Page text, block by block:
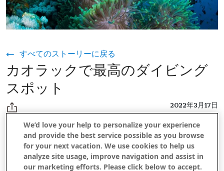
すべてのストーリーに戻る
カオラックで最高のダイビング
スポット
2022年3月17日
シミラン島とスリン島という世界最高のダイビング目的地モク
テキチの優れた出発地であることに加えて、 カオラックには
独自の優れた地元のダイビングスポットがいくつかあります。
We’d love your help to personalize your experience
and provide the best service possible as you browse
for your next vacation. We use cookies to help us
analyze site usage, improve navigation and assist in
our marketing efforts. Please click below to accept.